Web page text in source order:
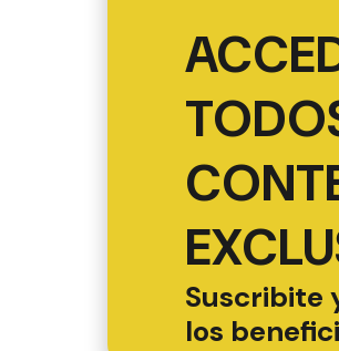
Suscribite
los